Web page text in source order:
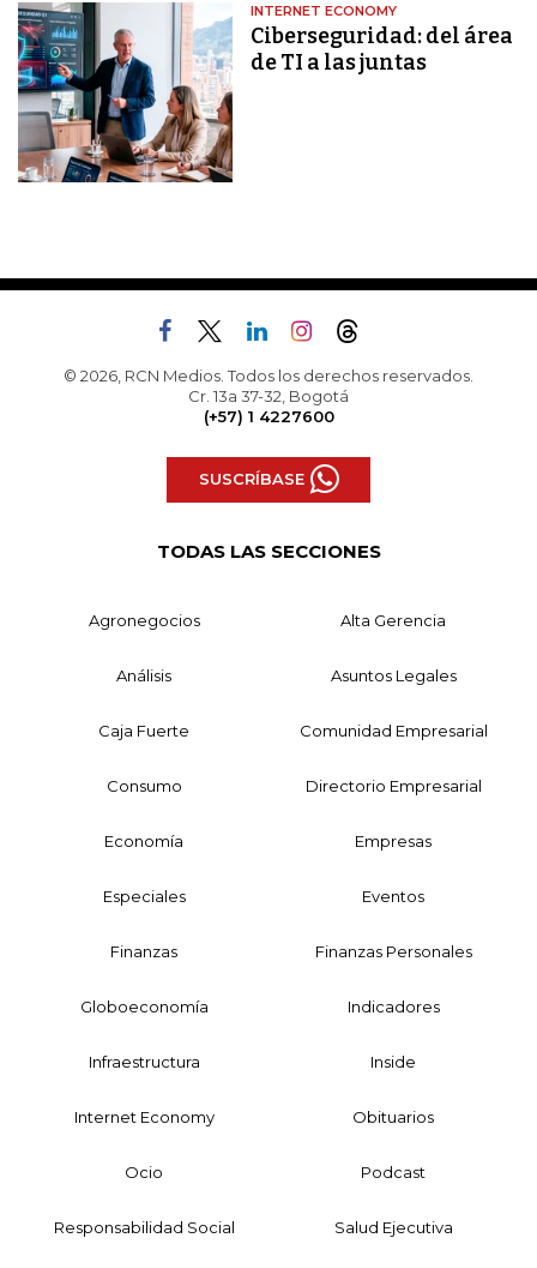
INTERNET ECONOMY
Ciberseguridad: del área
de TI a las juntas
© 2026, RCN Medios. Todos los derechos reservados.
Cr. 13a 37-32, Bogotá
(+57) 1 4227600
SUSCRÍBASE
TODAS LAS SECCIONES
Agronegocios Alta Gerencia
Análisis Asuntos Legales
Caja Fuerte Comunidad Empresarial
Consumo Directorio Empresarial
Economía Empresas
Especiales Eventos
Finanzas Finanzas Personales
Globoeconomía Indicadores
Infraestructura Inside
Internet Economy Obituarios
Ocio Podcast
Responsabilidad Social Salud Ejecutiva